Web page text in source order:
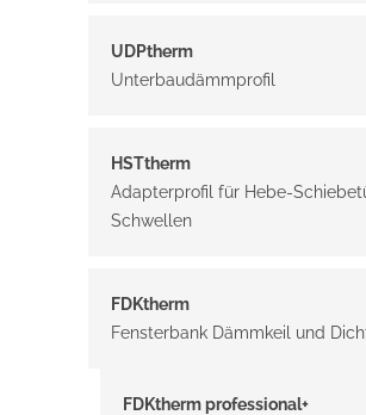
UDPtherm
Unterbaudämmprofil
HSTtherm
Adapterprofil für Hebe-
Schwellen
FDKtherm
Fensterbank Dämmkeil und
FDKtherm professional+